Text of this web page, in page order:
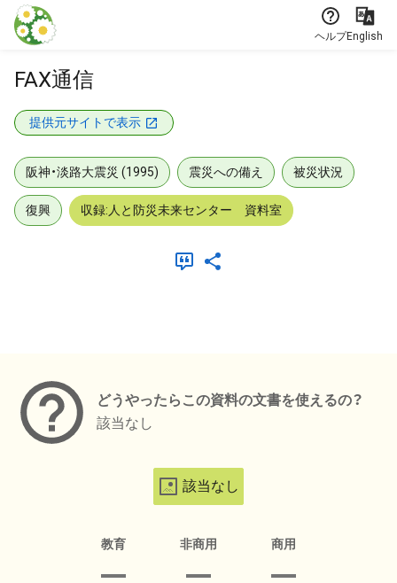
本文に飛ぶ
ヘルプEnglish
FAX通信
提供元サイトで表示
阪神・淡路大震災 (1995) 震災への備え 被災状況
復興 収録:人と防災未来センター 資料室
どうやったらこの資料の文書を使えるの？
該当なし
該当なし
教育 非商用 商用